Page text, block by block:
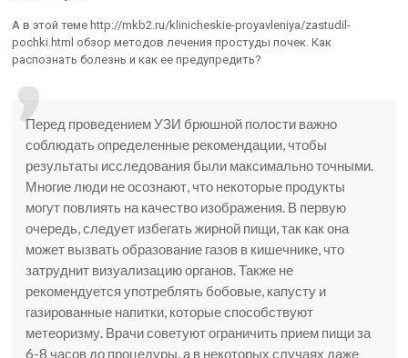
А в этой теме http://mkb2.ru/klinicheskie-proyavleniya/zastudil-
pochki.html обзор методов лечения простуды почек. Как
распознать болезнь и как ее предупредить?
Перед проведением УЗИ брюшной полости важно
соблюдать определенные рекомендации, чтобы
результаты исследования были максимально точными.
Многие люди не осознают, что некоторые продукты
могут повлиять на качество изображения. В первую
очередь, следует избегать жирной пищи, так как она
может вызвать образование газов в кишечнике, что
затруднит визуализацию органов. Также не
рекомендуется употреблять бобовые, капусту и
газированные напитки, которые способствуют
метеоризму. Врачи советуют ограничить прием пищи за
6-8 часов до процедуры, а в некоторых случаях даже